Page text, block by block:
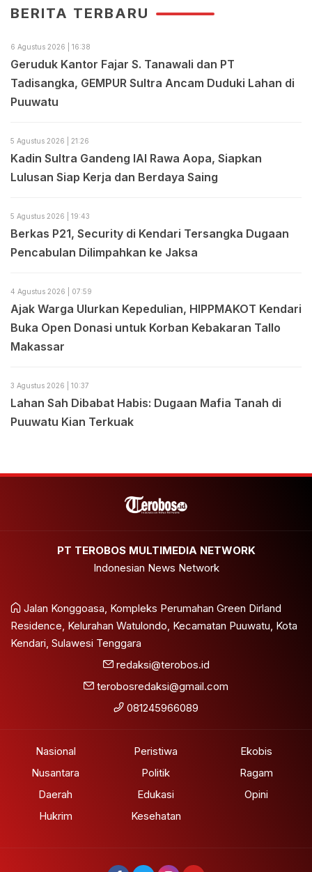
BERITA TERBARU
6 Agustus 2026 | 16:38
Geruduk Kantor Fajar S. Tanawali dan PT
Tadisangka, GEMPUR Sultra Ancam Duduki Lahan di
Puuwatu
5 Agustus 2026 | 21:26
Kadin Sultra Gandeng IAI Rawa Aopa, Siapkan
Lulusan Siap Kerja dan Berdaya Saing
5 Agustus 2026 | 19:43
Berkas P21, Security di Kendari Tersangka Dugaan
Pencabulan Dilimpahkan ke Jaksa
4 Agustus 2026 | 07:59
Ajak Warga Ulurkan Kepedulian, HIPPMAKOT Kendari
Buka Open Donasi untuk Korban Kebakaran Tallo
Makassar
3 Agustus 2026 | 10:37
Lahan Sah Dibabat Habis: Dugaan Mafia Tanah di
Puuwatu Kian Terkuak
PT TEROBOS MULTIMEDIA NETWORK
Indonesian News Network
Jalan Konggoasa, Kompleks Perumahan Green Dirland
Residence, Kelurahan Watulondo, Kecamatan Puuwatu, Kota
Kendari, Sulawesi Tenggara
redaksi@terobos.id
terobosredaksi@gmail.com
081245966089
Nasional
Nusantara
Daerah
Hukrim
Peristiwa
Politik
Edukasi
Kesehatan
Ekobis
Ragam
Opini